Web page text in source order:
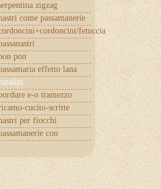
zigzag
come passamanerie
fetuccia
pon
effetto lana
e-o tramezzo
cucito-scritte
per fiocchi
con